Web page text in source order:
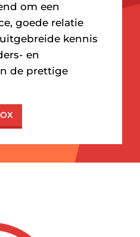
om een
goede relatie
kennis
en
de prettige